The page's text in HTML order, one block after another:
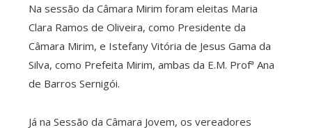
Na sessão da Câmara Mirim foram eleitas Maria
Clara Ramos de Oliveira, como Presidente da
Câmara Mirim, e Istefany Vitória de Jesus Gama da
Silva, como Prefeita Mirim, ambas da E.M. Profª Ana
de Barros Sernigói.
Já na Sessão da Câmara Jovem, os vereadores